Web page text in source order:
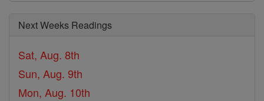
Next Weeks Readings
Sat, Aug. 8th
Sun, Aug. 9th
Mon, Aug. 10th